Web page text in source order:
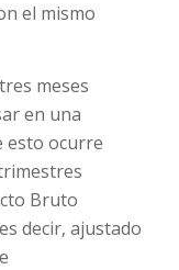
el mismo
meses
en una
esto ocurre
Bruto
decir, ajustado